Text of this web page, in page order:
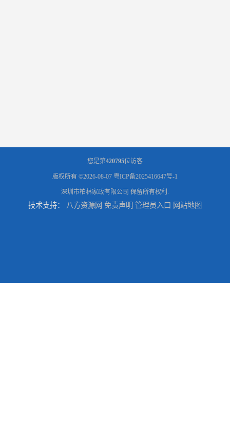
您是第420795位访客
版权所有 ©2026-08-07 粤ICP备2025416647号-1
深圳市柏林家政有限公司 保留所有权利.
技术支持： 八方资源网 免责声明 管理员入口 网站地图